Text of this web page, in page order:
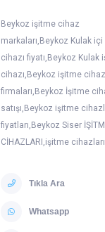
Beykoz işitme cihaz
markaları,Beykoz Kulak
cihazı fiyatı,Beykoz Kulak
cihazı,Beykoz işitme
firmaları,Beykoz İşitme
satışı,Beykoz işitme
fiyatları,Beykoz Siser
CİHAZLARI,işitme
Tıkla Ara
Whatsapp